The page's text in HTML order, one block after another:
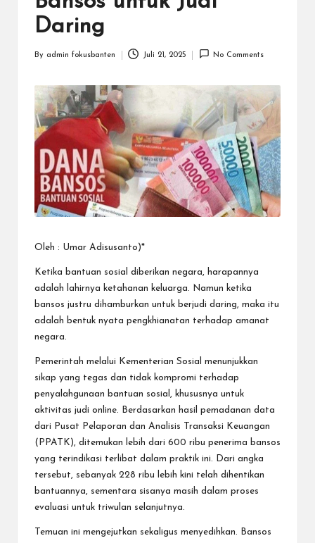
MDaring
By admin fokusbanten Juli 21, 2025 No Comments
Oleh : Umar Adisusanto)*
Ketika bantuan sosial diberikan negara, harapannya
adalah lahirnya ketahanan keluarga. Namun ketika
bansos justru dihamburkan untuk berjudi daring, maka itu
adalah bentuk nyata pengkhianatan terhadap amanat
negara.
Pemerintah melalui Kementerian Sosial menunjukkan
sikap yang tegas dan tidak kompromi terhadap
penyalahgunaan bantuan sosial, khususnya untuk
aktivitas judi online. Berdasarkan hasil pemadanan data
dari Pusat Pelaporan dan Analisis Transaksi Keuangan
(PPATK), ditemukan lebih dari 600 ribu penerima bansos
yang terindikasi terlibat dalam praktik ini. Dari angka
tersebut, sebanyak 228 ribu lebih kini telah dihentikan
bantuannya, sementara sisanya masih dalam proses
evaluasi untuk triwulan selanjutnya.
Temuan ini mengejutkan sekaligus menyedihkan. Bansos